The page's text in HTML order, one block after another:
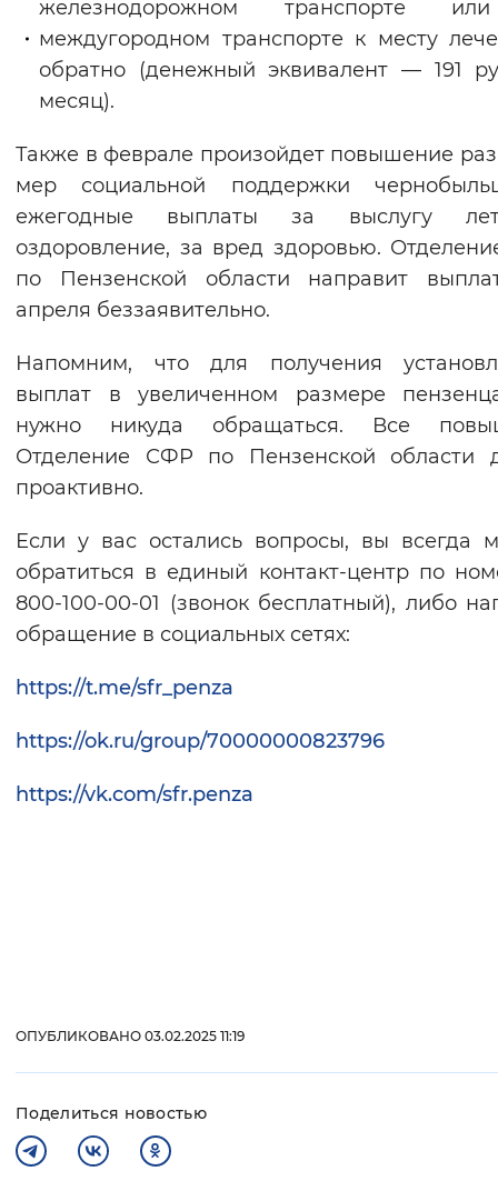
железнодорожном транспорте
междугородном транспорте к месту
обратно (денежный эквивалент — 191
месяц).
Также в феврале произойдет повышение
мер социальной поддержки
ежегодные выплаты за выслугу
оздоровление, за вред здоровью.
по Пензенской области направит
апреля беззаявительно.
Напомним, что для получения
выплат в увеличенном размере
нужно никуда обращаться. Все
Отделение СФР по Пензенской области
проактивно.
Если у вас остались вопросы, вы всегда
обратиться в единый контакт-центр по
800-100-00-01 (звонок бесплатный), либо
обращение в социальных сетях:
https://t.me/sfr_penza
https://ok.ru/group/70000000823796
https://vk.com/sfr.penza
ОПУБЛИКОВАНО 03.02.2025 11:19
Поделиться новостью